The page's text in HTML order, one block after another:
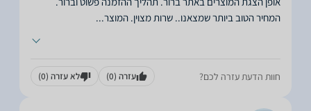
המחיר הטוב ביותר שמצאנו.. שרות מצוין. המוצר...
חוות הדעת עזרה לכם? עזרה (0) לא עזרה (0)